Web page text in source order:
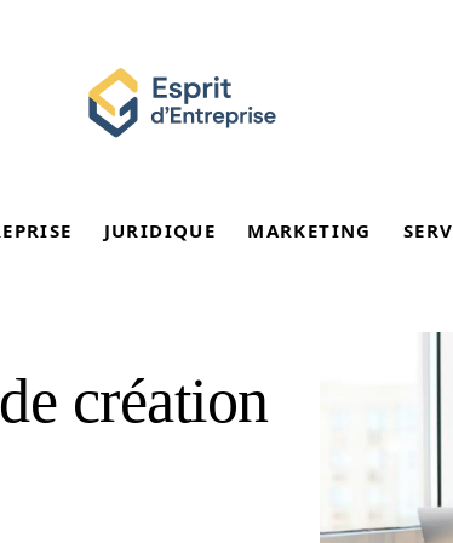
JURIDIQUE MARKETING
création